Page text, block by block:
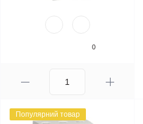
0
Популярний товар